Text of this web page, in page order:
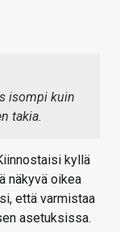
isompi kuin
takia.
kyllä
näkyvä oikea
että varmistaa
asetuksissa.